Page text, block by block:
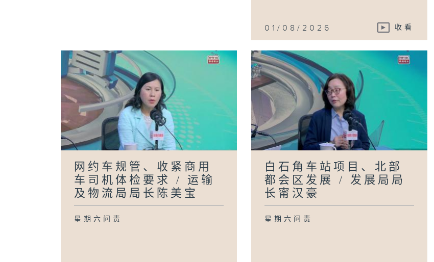
01/08/2026 收看
网约车规管、收紧商用
车司机体检要求 / 运输
及物流局局长陈美宝
星期六问责
白石角车站项目、北部
都会区发展 / 发展局局
长甯汉豪
星期六问责